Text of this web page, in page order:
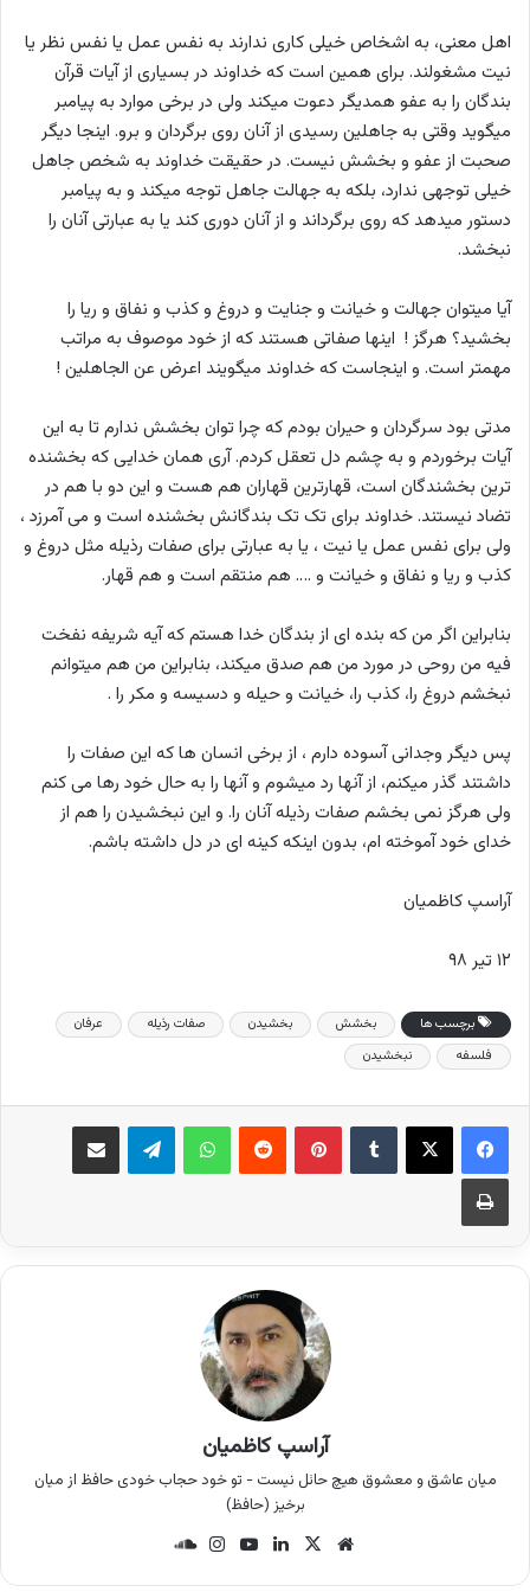
اهل معنی، به اشخاص خیلی کاری ندارند به نفس عمل یا نفس نظر یا
نیت مشغولند. برای همین است که خداوند در بسیاری از آیات قرآن
بندگان را به عفو همدیگر دعوت میکند ولی در برخی موارد به پیامبر
میگوید وقتی به جاهلین رسیدی از آنان روی برگردان و برو. اینجا دیگر
صحبت از عفو و بخشش نیست. در حقیقت خداوند به شخص جاهل
خیلی توجهی ندارد، بلکه به جهالت جاهل توجه میکند و به پیامبر
دستور میدهد که روی برگرداند و از آنان دوری کند یا به عبارتی آنان را
نبخشد.
آیا میتوان جهالت و خیانت و جنایت و دروغ و کذب و نفاق و ریا را
بخشید؟ هرگز ! اینها صفاتی هستند که از خود موصوف به مراتب
مهمتر است. و اینجاست که خداوند میگویند اعرض عن الجاهلین !
مدتی بود سرگردان و حیران بودم که چرا توان بخشش ندارم تا به این
آیات برخوردم و به چشم دل تعقل کردم. آری همان خدایی که بخشنده
ترین بخشندگان است، قهارترین قهاران هم هست و این دو با هم در
تضاد نیستند. خداوند برای تک تک بندگانش بخشنده است و می آمرزد ،
ولی برای نفس عمل یا نیت ، یا به عبارتی برای صفات رذیله مثل دروغ و
کذب و ریا و نفاق و خیانت و …. هم منتقم است و هم قهار.
بنابراین اگر من که بنده ای از بندگان خدا هستم که آیه شریفه نفخت
فیه من روحی در مورد من هم صدق میکند، بنابراین من هم میتوانم
نبخشم دروغ را، کذب را، خیانت و حیله و دسیسه و مکر را .
پس دیگر وجدانی آسوده دارم ، از برخی انسان ها که این صفات را
داشتند گذر میکنم، از آنها رد میشوم و آنها را به حال خود رها می کنم
ولی هرگز نمی بخشم صفات رذیله آنان را. و این نبخشیدن را هم از
خدای خود آموخته ام، بدون اینکه کینه ای در دل داشته باشم.
آراسپ کاظمیان
۱۲ تیر ۹۸
برچسب ها بخشش بخشیدن صفات رذیله
عرفان
فلسفه
نبخشیدن
فیس بوک X ‫پین‌ترست ‫رددیت واتس آپ تلگرام
چاپ
آراسپ کاظمیان
میان عاشق و معشوق هیچ حائل نیست - تو خود حجاب خودی حافظ از میان
برخیز (حافظ)
وب
X
لینک یوتی این